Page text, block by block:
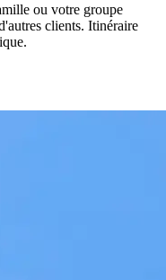
ou votre groupe
clients. Itinéraire